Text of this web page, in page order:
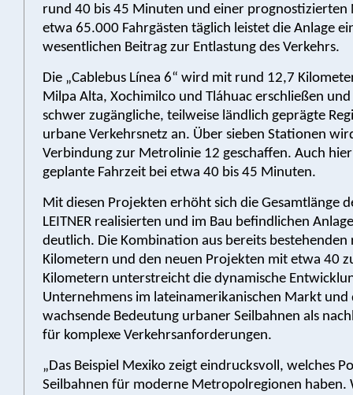
rund 40 bis 45 Minuten und einer prognostizierten
etwa 65.000 Fahrgästen täglich leistet die Anlage
wesentlichen Beitrag zur Entlastung des Verkehrs.
Die „Cablebus Línea 6“ wird mit rund 12,7
Milpa Alta, Xochimilco und Tláhuac erschließen
schwer zugängliche, teilweise ländlich geprägte
urbane Verkehrsnetz an. Über sieben Stationen
Verbindung zur Metrolinie 12 geschaffen. Auch
geplante Fahrzeit bei etwa 40 bis 45 Minuten.
Mit diesen Projekten erhöht sich die Gesamtlänge
LEITNER realisierten und im Bau befindlichen
deutlich. Die Kombination aus bereits bestehenden
Kilometern und den neuen Projekten mit etwa 40
Kilometern unterstreicht die dynamische
Unternehmens im lateinamerikanischen Markt und
wachsende Bedeutung urbaner Seilbahnen als
für komplexe Verkehrsanforderungen.
„Das Beispiel Mexiko zeigt eindrucksvoll, welches
Seilbahnen für moderne Metropolregionen haben.